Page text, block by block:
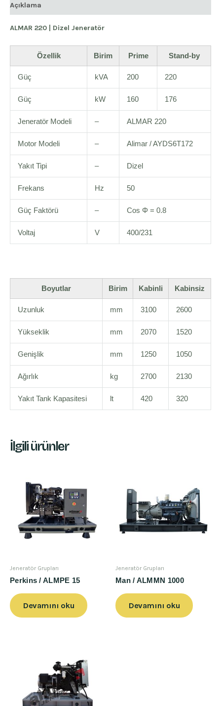
Açıklama
ALMAR 220 | Dizel Jeneratör
Özellik Birim Prime Stand-by
Güç kVA 200 220
Güç kW 160 176
Jeneratör Modeli – ALMAR 220
Motor Modeli – Alimar / AYDS6T172
Yakıt Tipi – Dizel
Frekans Hz 50
Güç Faktörü – Cos Φ = 0.8
Voltaj V 400/231
Boyutlar Birim Kabinli Kabinsiz
Uzunluk mm 3100 2600
Yükseklik mm 2070 1520
Genişlik mm 1250 1050
Ağırlık kg 2700 2130
Yakıt Tank Kapasitesi lt 420 320
İlgili ürünler
Jeneratör Grupları
Perkins / ALMPE 15
Devamını oku
Jeneratör Grupları
Man / ALMMN 1000
Devamını oku